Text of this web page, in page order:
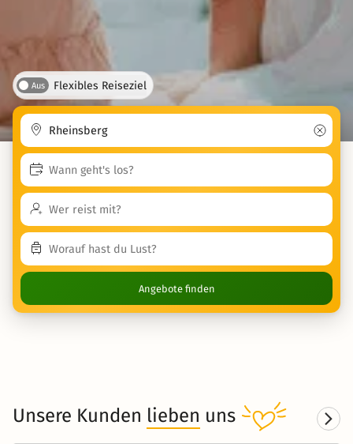
Aus Flexibles Reiseziel
Angebote finden
Unsere Kunden lieben uns